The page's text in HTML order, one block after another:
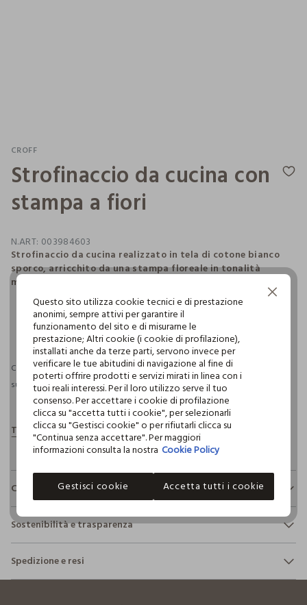
CROFF
Strofinaccio da cucina con
stampa a fiori
N.ART: 003984603
Strofinaccio da cucina realizzato in tela di cotone bianco
sporco, arricchito da una stampa floreale in tonalità
marrone a contrasto. Dimensioni: 70 x 50 cm.
pdp.loyalty.section.advantages
Consegna prevista entro il 11/08/2026 e spedizione gratuita per ordini
superiori a 30€ se possiedi una CROFF Club.Maggiori informazioni
Composizione e cura
Composizione:
100% COTONE
Sostenibilità e trasparenza
Sicurezza
Il 100% dei nostri articoli viene sottoposto a test chimico-
fisici, per verificarne il rispetto dei limiti che abbiamo
Spedizione e resi
Questo sito utilizza cookie tecnici e di prestazione
anonimi, sempre attivi per garantire il
funzionamento del sito e di misurarne le
prestazione; Altri cookie (i cookie di profilazione),
installati anche da terze parti, servono invece per
verificare le tue abitudini di navigazione al fine di
poterti offrire prodotti e servizi mirati in linea con i
tuoi reali interessi. Per il loro utilizzo serve il tuo
consenso. Per accettare i cookie di profilazione
clicca su "accetta tutti i cookie", per selezionarli
clicca su "Gestisci cookie" o per rifiutarli clicca su
"Continua senza accettare". Per maggiori
informazioni consulta la nostra Cookie Policy
Gestisci cookie Accetta tutti i cookie
Continua senza accettare